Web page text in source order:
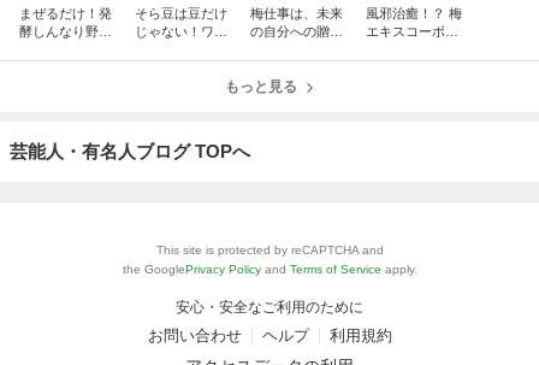
まぜるだけ！発
酵しんなり野菜
そら豆は豆だけ
じゃない！ワタ
梅仕事は、未来
の自分への贈り
風邪治癒！？ 梅
エキスコーボン
もっと見る
芸能人・有名人ブログ TOPへ
This site is protected by reCAPTCHA and
the GooglePrivacy Policy and Terms of Service apply.
安心・安全なご利用のために
お問い合わせ ヘルプ 利用規約